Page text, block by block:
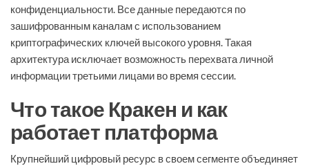
конфиденциальности. Все данные передаются по
зашифрованным каналам с использованием
криптографических ключей высокого уровня. Такая
архитектура исключает возможность перехвата личной
информации третьими лицами во время сессии.
Что такое Кракен и как
работает платформа
Крупнейший цифровый ресурс в своем сегменте объединяет